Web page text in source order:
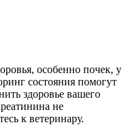
особенно почек, у
состояния помогут
здоровье вашего
не
к ветеринару.